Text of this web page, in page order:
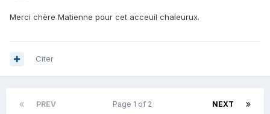
Merci chère Matienne pour cet acceuil chaleurux.
Citer
PREV NEXT
Page 1 of 2